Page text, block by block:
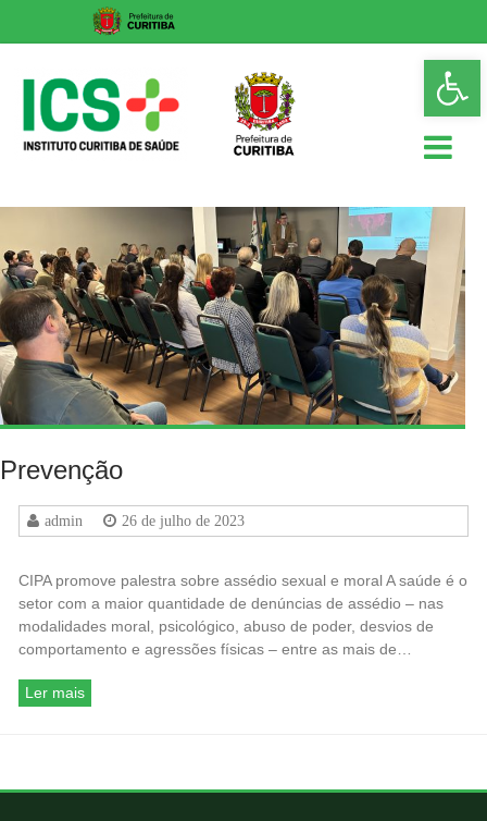
content
ICS
Instituto
Curitiba
de
Saúde
Prevenção
admin 26 de julho de 2023
CIPA promove palestra sobre assédio sexual e moral A saúde é o
setor com a maior quantidade de denúncias de assédio – nas
modalidades moral, psicológico, abuso de poder, desvios de
comportamento e agressões físicas – entre as mais de…
Ler mais